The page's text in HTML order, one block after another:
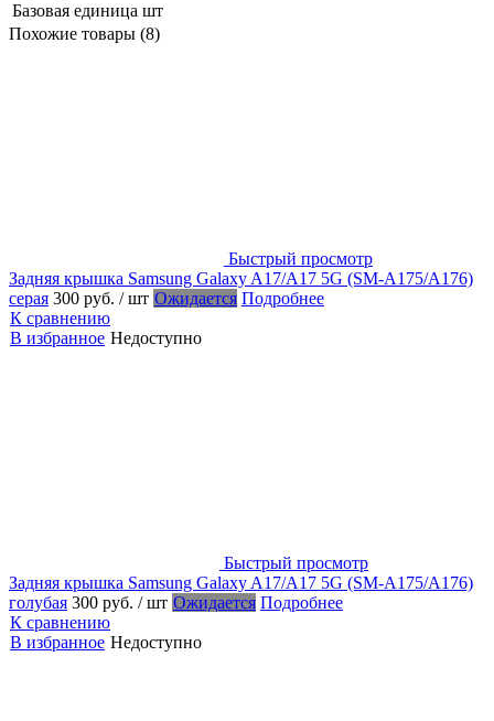
Базовая единица шт
Похожие товары (8)
Быстрый просмотр
Задняя крышка Samsung Galaxy A17/A17 5G (SM-A175/A176)
серая 300 руб. / шт Ожидается Подробнее
К сравнению
В избранное Недоступно
Быстрый просмотр
Задняя крышка Samsung Galaxy A17/A17 5G (SM-A175/A176)
голубая 300 руб. / шт Ожидается Подробнее
К сравнению
В избранное Недоступно